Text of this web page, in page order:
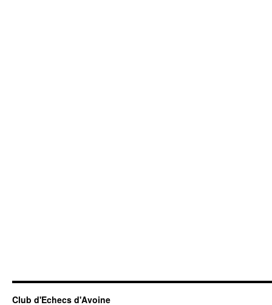
Club d'Echecs d'Avoine